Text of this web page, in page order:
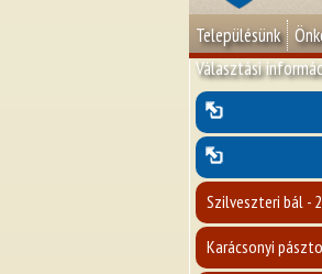
Településünk
Választási
Szilveszteri bál -
Karácsonyi